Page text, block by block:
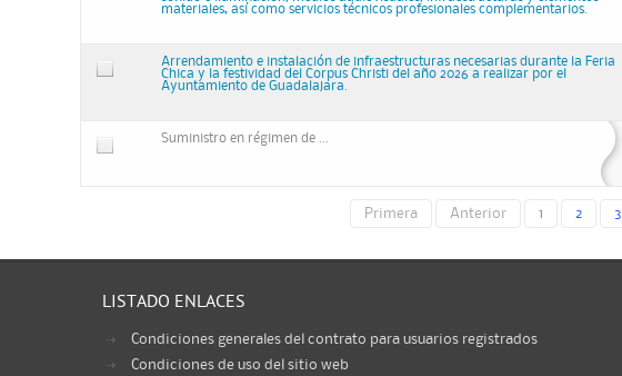
materiales, así como servicios técnicos profesionales complementarios.
Arrendamiento e instalación de infraestructuras necesarias durante la Feria
Chica y la festividad del Corpus Christi del año 2026 a realizar por el
Ayuntamiento de Guadalajara.
Suministro en régimen de ...
Primera Anterior 1 2 3
LISTADO ENLACES
Condiciones generales del contrato para usuarios registrados
Condiciones de uso del sitio web